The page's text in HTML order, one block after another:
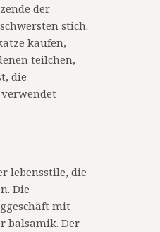
der
stich.
kaufen,
teilchen,
die
lebensstile, die
Die
mit
balsamik. Der